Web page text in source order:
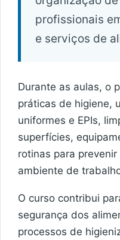
profissionais
e serviços de
Durante as aulas, o
práticas de higiene,
uniformes e EPIs,
superfícies,
rotinas para
ambiente de
O curso contribui
segurança dos
processos de